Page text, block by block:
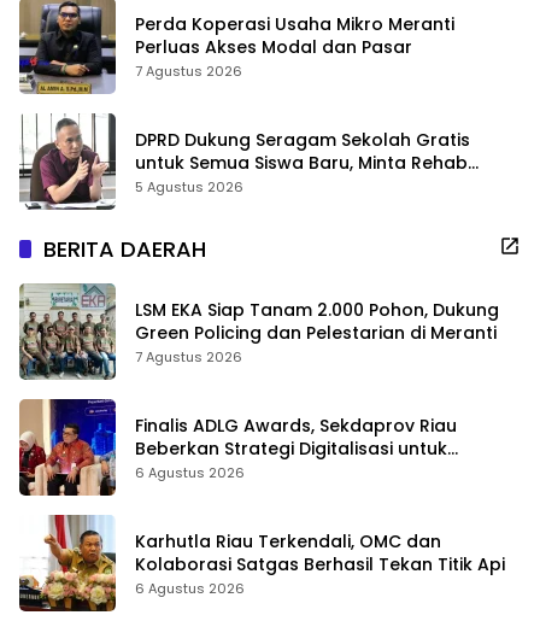
Perda Koperasi Usaha Mikro Meranti
Perluas Akses Modal dan Pasar
7 Agustus 2026
DPRD Dukung Seragam Sekolah Gratis
untuk Semua Siswa Baru, Minta Rehab
Sekolah Jangan Dikurangi
5 Agustus 2026
BERITA DAERAH
LSM EKA Siap Tanam 2.000 Pohon, Dukung
Green Policing dan Pelestarian di Meranti
7 Agustus 2026
Finalis ADLG Awards, Sekdaprov Riau
Beberkan Strategi Digitalisasi untuk
Tingkatkan Layanan Publik
6 Agustus 2026
Karhutla Riau Terkendali, OMC dan
Kolaborasi Satgas Berhasil Tekan Titik Api
6 Agustus 2026